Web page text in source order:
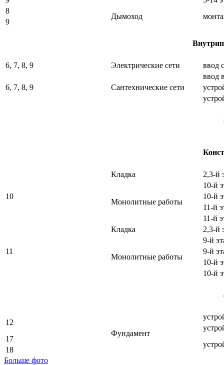
8
Дымоход
9
6, 7, 8, 9 Электрические сети ввод
6, 7, 8, 9 Сантехнические сети
ввод
10
Кладка 2,3-й
Монолитные работы
10-й
10-й
11-й
11-й
11
Кладка 2,3-й
Монолитные работы
9-й
9-й
10-й
10-й
12
Фундамент
17
18
Больше фото